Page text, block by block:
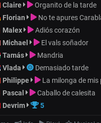
Claire Organito de la tarde
Florian No te apures
Malex Adiós corazón
Michael El vals soñador
Tamás Mandria
Vlada Demasiado tarde
Philippe La milonga de mis
Pascal Caballo de calesita
Devrim 5